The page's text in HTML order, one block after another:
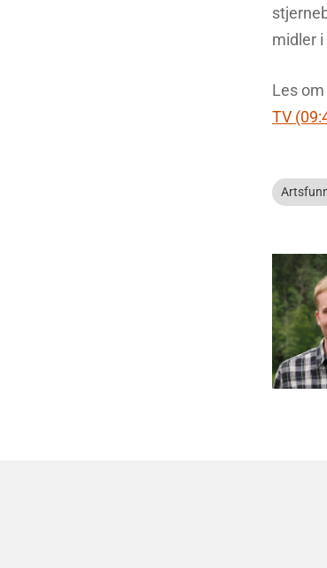
midler
Les om
TV